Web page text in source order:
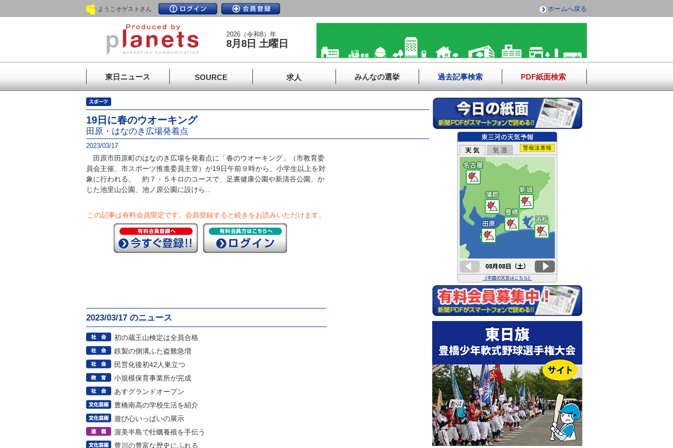
ようこそゲストさん ホームへ戻る
2026（令和8）年
8月8日 土曜日
東日ニュース SOURCE 求人 みんなの選挙 過去記事検索 PDF紙面検索
19日に春のウオーキング
田原・はなのき広場発着点
2023/03/17
田原市田原町のはなのき広場を発着点に「春のウオーキング」（市教育委
員会主催、市スポーツ推進委員主管）が19日午前９時から、小学生以上を対
象に行われる。 約７・５キロのコースで、足裏健康公園や新清谷公園、か
じた池里山公園、池ノ原公園に設けら...
この記事は有料会員限定です。 会員登録すると続きをお読みいただけます。
2023/03/17 のニュース
初の蔵王山検定は全員合格
鉄製の側溝ふた盗難急増
民営化後初42人巣立つ
小規模保育事業所が完成
あすグランドオープン
豊橋南高の学校生活を紹介
遊び心いっぱいの展示
渥美半島で牡蠣養殖を手伝う
豊川の豊富な歴史にふれる